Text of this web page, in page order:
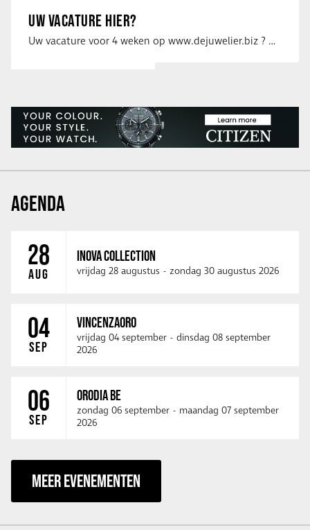
UW VACATURE HIER?
Uw vacature voor 4 weken op www.dejuwelier.biz ? Neem dan contact op met …
AGENDA
28
AUG
INOVA COLLECTION
vrijdag 28 augustus - zondag 30 augustus 2026
04
SEP
VINCENZAORO
vrijdag 04 september - dinsdag 08 september
2026
06
SEP
ORODIA BE
zondag 06 september - maandag 07 september
2026
MEER EVENEMENTEN